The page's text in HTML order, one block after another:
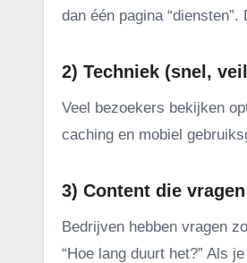
dan één pagina
2) Techniek (snel,
Veel bezoekers bekijken
caching en mobiel
3) Content die
Bedrijven hebben vragen
“Hoe lang duurt het?” Als